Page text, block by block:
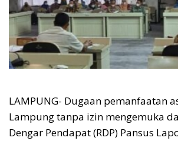
LAMPUNG- Dugaan pemanfaatan
Lampung tanpa izin mengemuka
Dengar Pendapat (RDP) Pansus